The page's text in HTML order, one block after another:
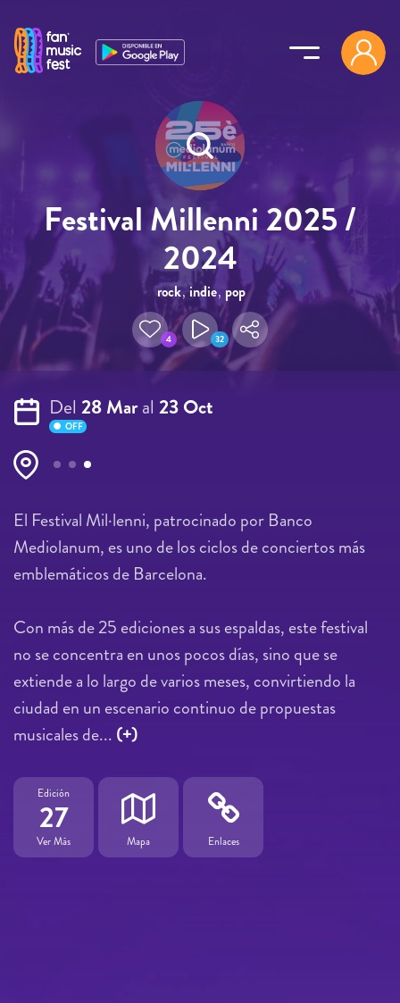
Festival Millenni 2025 /
2024
rock,indie, pop
4 32
Del 28 Maral 23 Oct
OFF
Páginas
El Festival Mil·lenni, patrocinado por Banco
Mediolanum, es uno de los ciclos de conciertos más
emblemáticos de Barcelona.
Con más de 25 ediciones a sus espaldas, este festival
no se concentra en unos pocos días, sino que se
extiende a lo largo de varios meses, convirtiendo la
ciudad en un escenario continuo de propuestas
musicales de... (+)
Edición
27
Ver Más Mapa Enlaces